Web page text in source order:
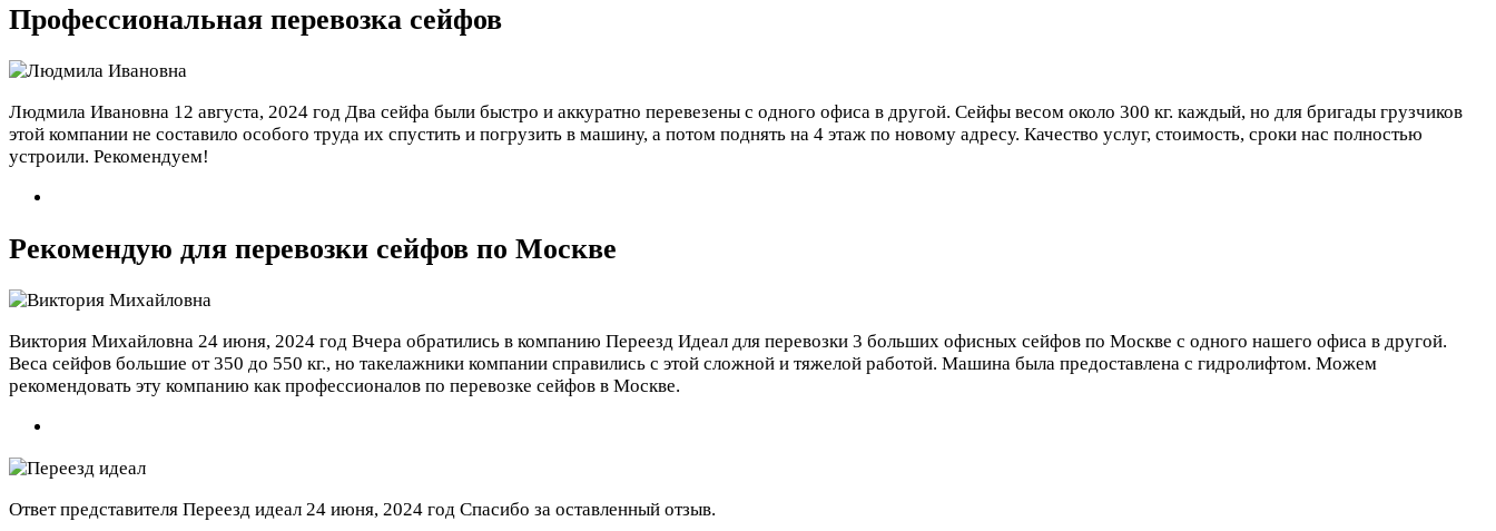
Профессиональная перевозка сейфов
Людмила Ивановна 12 августа, 2024 год Два сейфа были быстро и аккуратно перевезены с одного офиса в другой. Сейфы весом около 300 кг. каждый, но для бригады грузчиков
этой компании не составило особого труда их спустить и погрузить в машину, а потом поднять на 4 этаж по новому адресу. Качество услуг, стоимость, сроки нас полностью
устроили. Рекомендуем!
Рекомендую для перевозки сейфов по Москве
Виктория Михайловна 24 июня, 2024 год Вчера обратились в компанию Переезд Идеал для перевозки 3 больших офисных сейфов по Москве с одного нашего офиса в другой.
Веса сейфов большие от 350 до 550 кг., но такелажники компании справились с этой сложной и тяжелой работой. Машина была предоставлена с гидролифтом. Можем
рекомендовать эту компанию как профессионалов по перевозке сейфов в Москве.
Ответ представителя Переезд идеал 24 июня, 2024 год Спасибо за оставленный отзыв.